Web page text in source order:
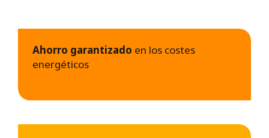
Ahorro garantizado en los costes
energéticos